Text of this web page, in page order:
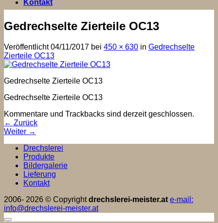
Kontakt
Gedrechselte Zierteile OC13
Veröffentlicht04/11/2017 bei 450 × 630 in Gedrechselte
Zierteile OC13
Gedrechselte Zierteile OC13
Gedrechselte Zierteile OC13
Kommentare und Trackbacks sind derzeit geschlossen.
← Zurück
Weiter →
Drechslerei
Produkte
Bildergalerie
Lieferung
Kontakt
2006- 2026 © Copyrightdrechslerei-meister.at e-mail:
info@drechslerei-meister.at